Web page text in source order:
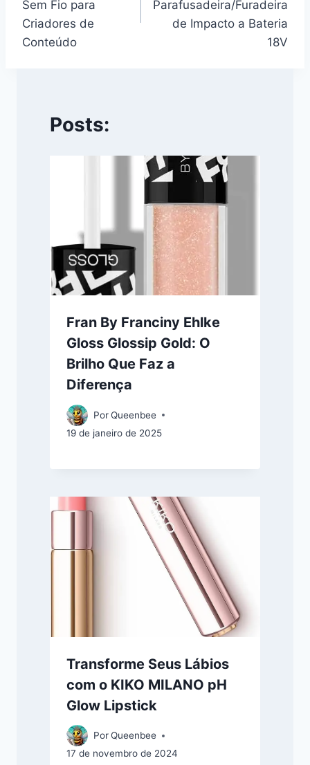
Post
Sem Fio para
Criadores de
Conteúdo
Parafusadeira/Furadeira
de Impacto a Bateria
18V
Posts:
Fran By Franciny Ehlke
Gloss Glossip Gold: O
Brilho Que Faz a
Diferença
PorQueenbee
19 de janeiro de 2025
Transforme Seus Lábios
com o KIKO MILANO pH
Glow Lipstick
PorQueenbee
17 de novembro de 2024